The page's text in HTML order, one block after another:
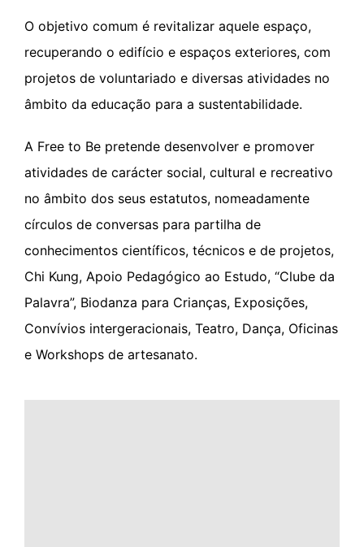
O objetivo comum é revitalizar aquele espaço,
recuperando o edifício e espaços exteriores, com
projetos de voluntariado e diversas atividades no
âmbito da educação para a sustentabilidade.
A Free to Be pretende desenvolver e promover
atividades de carácter social, cultural e recreativo
no âmbito dos seus estatutos, nomeadamente
círculos de conversas para partilha de
conhecimentos científicos, técnicos e de projetos,
Chi Kung, Apoio Pedagógico ao Estudo, “Clube da
Palavra”, Biodanza para Crianças, Exposições,
Convívios intergeracionais, Teatro, Dança, Oficinas
e Workshops de artesanato.